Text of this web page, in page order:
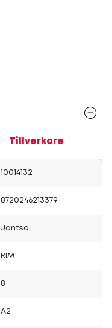
Tillverkare
10014132
8720246213379
Jantsa
RIM
8
A2